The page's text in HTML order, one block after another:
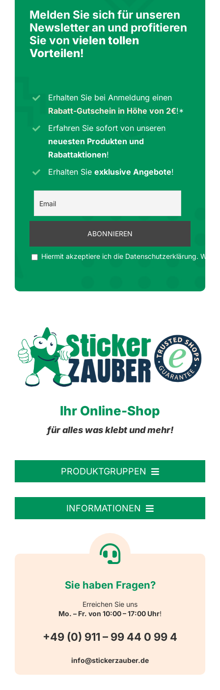
Melden Sie sich für unseren
Newsletter an und profitieren
Sie von vielen tollen
Vorteilen!
Erhalten Sie bei Anmeldung einen
Rabatt-Gutschein in Höhe von 2€!*
Erfahren Sie sofort von unseren
neuesten Produkten und
Rabattaktionen!
Erhalten Sieexklusive Angebote!
Hiermit akzeptiere ich die Datenschutzerklärung. Wir
Ihr Online-Shop
für alles was klebt und mehr!
PRODUKTGRUPPEN
Personalisierte Aufkleber
Reflektierende Aufkleber
Warn-, Gebots-, Verbots- und
Hinweisaufkleber
INFORMATIONEN
Versandarten
Sie haben Fragen?
Erreichen Sie uns
Mo. – Fr. von 10:00 – 17:00 Uhr!
+49 (0) 911 – 99 44 0 99 4
info@stickerzauber.de